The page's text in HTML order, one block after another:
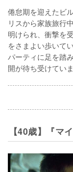
倦怠期を迎えたビ
リスから家族旅行
明けられ、衝撃を
をさまよい歩いて
パーティに足を踏
開が待ち受けていま
【40歳】『マ